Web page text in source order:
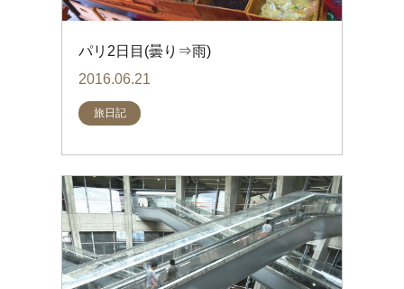
パリ2日目(曇り⇒雨)
2016.06.21
旅日記